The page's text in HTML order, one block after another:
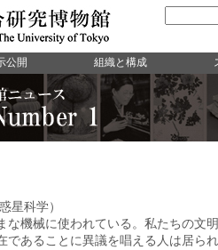
星科学）
機械に使われている。私たちの文
であることに異議を唱える人は居ら
公開 組織と構成